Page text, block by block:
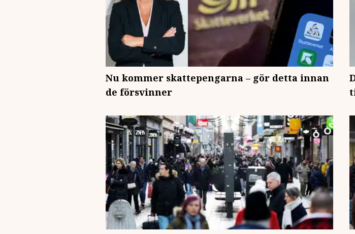
Nu kommer skattepengarna – gör detta innan
de försvinner